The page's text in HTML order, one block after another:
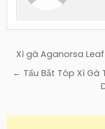
Điều
hướng
Xì gà Aganorsa
← Tẩu Bắt Tóp Xì Gà